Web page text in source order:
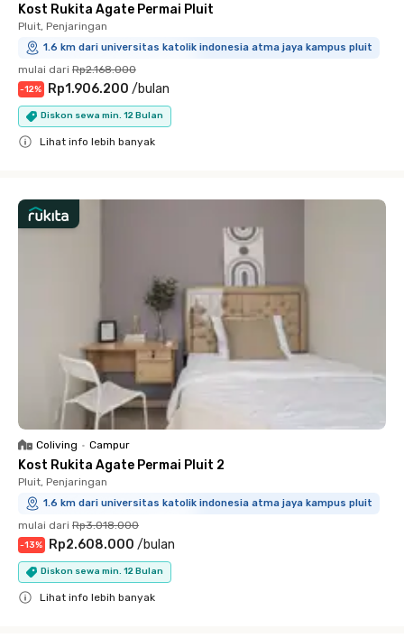
Kost Rukita Agate Permai Pluit
Pluit, Penjaringan
1.6 km dari universitas katolik indonesia atma jaya kampus pluit
mulai dari Rp2.168.000
-12% Rp1.906.200 /bulan
Diskon sewa min. 12 Bulan
Lihat info lebih banyak
Coliving • Campur
Kost Rukita Agate Permai Pluit 2
Pluit, Penjaringan
1.6 km dari universitas katolik indonesia atma jaya kampus pluit
mulai dari Rp3.018.000
-13% Rp2.608.000 /bulan
Diskon sewa min. 12 Bulan
Lihat info lebih banyak